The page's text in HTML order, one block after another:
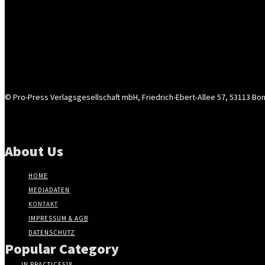
© Pro-Press Verlagsgesellschaft mbH, Friedrich-Ebert-Allee 57, 53113
About Us
HOME
MEDIADATEN
KONTAKT
IMPRESSUM & AGB
DATENSCHUTZ
Popular Category